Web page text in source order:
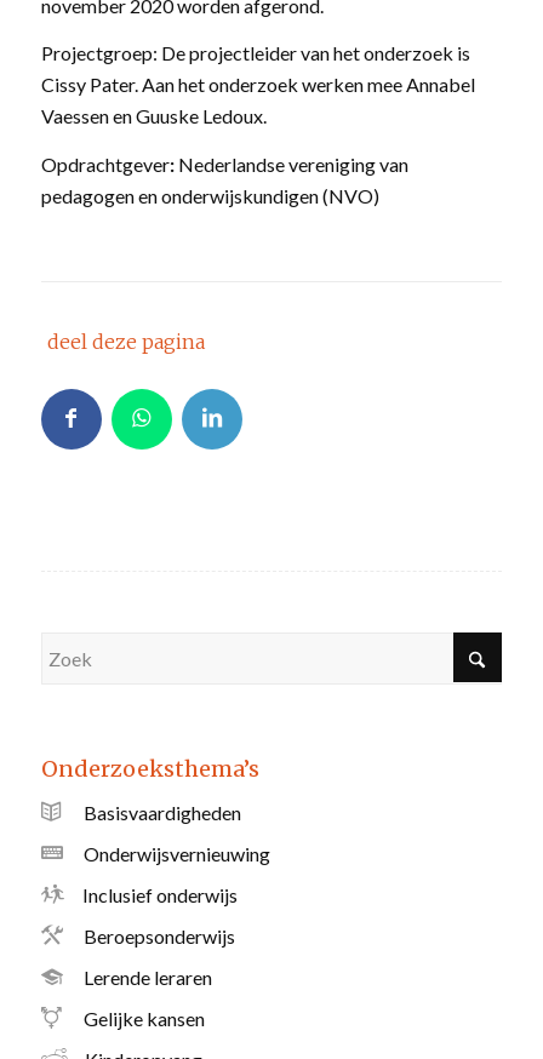
november 2020 worden afgerond.
Projectgroep: De projectleider van het onderzoek is
Cissy Pater. Aan het onderzoek werken mee Annabel
Vaessen en Guuske Ledoux.
Opdrachtgever: Nederlandse vereniging van
pedagogen en onderwijskundigen (NVO)
deel deze pagina
Onderzoeksthema’s
Basisvaardigheden
Onderwijsvernieuwing
Inclusief onderwijs
Beroepsonderwijs
Lerende leraren
Gelijke kansen